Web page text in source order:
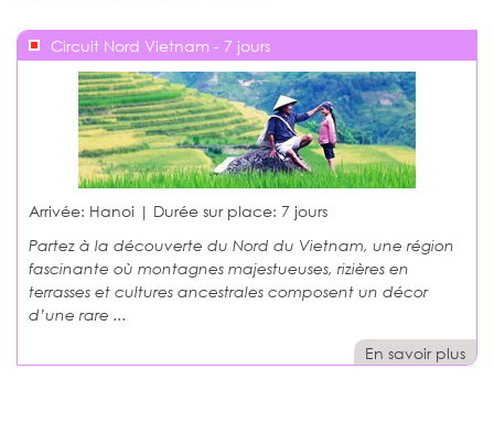
Circuit Nord Vietnam - 7 jours
Arrivée: Hanoi | Durée sur place: 7 jours
Partez à la découverte du Nord du Vietnam, une région
fascinante où montagnes majestueuses, rizières en
terrasses et cultures ancestrales composent un décor
d’une rare ...
En savoir plus